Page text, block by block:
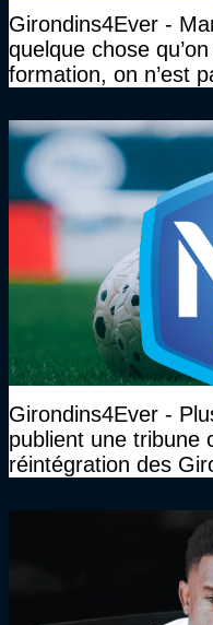
Girondins4Ever -
quelque chose
formation, on n’est
Girondins4Ever -
publient une tribune
réintégration des